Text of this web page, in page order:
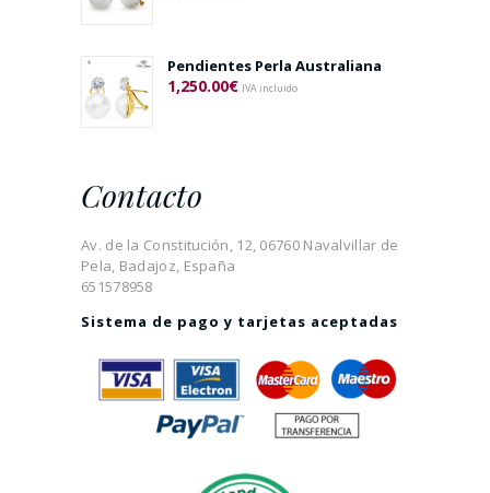
Pendientes Perla Australiana
1,250.00€ IVA incluido
Contacto
Av. de la Constitución, 12, 06760 Navalvillar de
Pela, Badajoz, España
651578958
Sistema de pago y tarjetas aceptadas